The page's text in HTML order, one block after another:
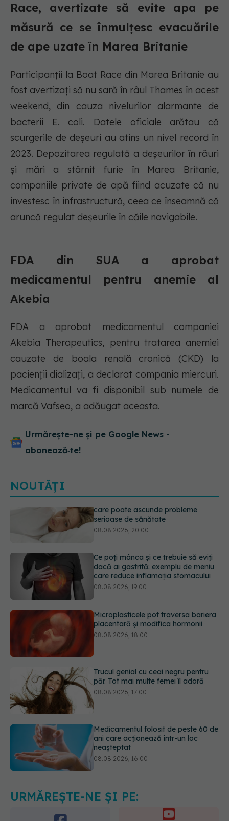
Race, avertizate să evite apa pe
măsură ce se înmulțesc evacuările
de ape uzate în Marea Britanie
Participanții la Boat Race din Marea Britanie au
fost avertizați să nu sară în râul Thames în acest
weekend, din cauza nivelurilor alarmante de
bacterii E. coli. Datele oficiale arătau că
scurgerile de deșeuri au atins un nivel record în
2023. Depozitarea regulată a deșeurilor în râuri
și mări a stârnit furie în Marea Britanie,
companiile private de apă fiind acuzate că nu
investesc în infrastructură, ceea ce înseamnă că
aruncă regulat deșeurile în căile navigabile.
FDA din SUA a aprobat
medicamentul pentru anemie al
Akebia
FDA a aprobat medicamentul companiei
Akebia Therapeutics, pentru tratarea anemiei
cauzate de boala renală cronică (CKD) la
pacienții dializați, a declarat compania miercuri.
Medicamentul va fi disponibil sub numele de
marcă Vafseo, a adăugat aceasta.
Urmărește-ne și pe Google News -
abonează‑te!
NOUTĂȚI
Ce poți mânca și ce trebuie să eviți
dacă ai gastrită: exemplu de meniu
Microplasticele pot traversa bariera
placentară și modifica hormonii
Trucul genial cu ceai negru pentru
Medicamentul folosit de peste 60 de
Transpirații nocturne: semnul ignorat
care poate ascunde probleme
URMĂREȘTE-NE ȘI PE: